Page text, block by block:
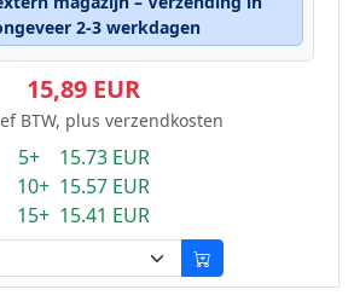
2-3 werkdagen
15,89 EUR
BTW, plus verzendkosten
5+ 15.73 EUR
10+ 15.57 EUR
15+ 15.41 EUR